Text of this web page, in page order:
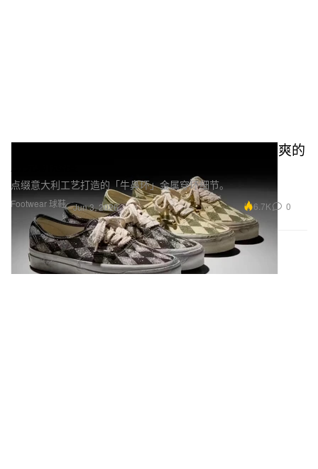
Footwear 球鞋
Paura x Vans Authentic 联名上新：乖张又清爽的
点缀意大利工艺打造的「牛鼻环」金属穿环细节。
Jun 3, 2026 6.7K 0